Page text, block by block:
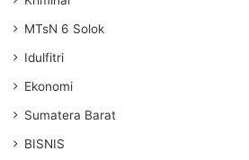
MTsN 6 Solok
Idulfitri
Ekonomi
Sumatera Barat
BISNIS